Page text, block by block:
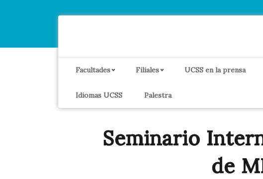
Facultades Filiales UCSS en la prensa
Idiomas UCSS Palestra
Seminario
de